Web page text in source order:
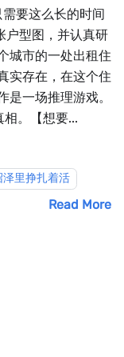
要这么长的时间
户型图，并认真研
城市的一处出租住
实存在，在这个住
一场推理游戏。
。【想要...
泽里挣扎着活
Read More